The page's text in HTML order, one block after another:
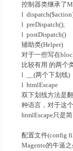
控制器类继承了
l
l preDispatch();
l postDispatch()
辅助类(Helper)
对于一些写在
比较有用 的两个
l __(两个下划线)
l htmlEscape
双下划线方法是
种语言，对于这
htmlEscape只是
配置文件(config
Magento的牛逼